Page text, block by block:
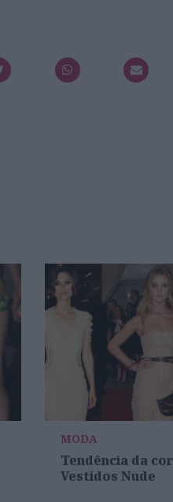
MODA
Tendência da
Vestidos Nude